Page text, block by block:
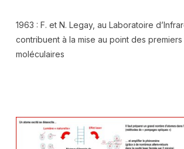
1963 : F. et N. Legay, au Laboratoire
contribuent à la mise au point des premiers
moléculaires